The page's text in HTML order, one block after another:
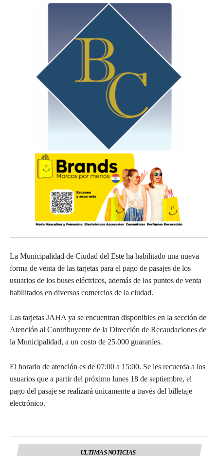
La Municipalidad de Ciudad del Este ha habilitado una nueva
forma de venta de las tarjetas para el pago de pasajes de los
usuarios de los buses eléctricos, además de los puntos de venta
habilitados en diversos comercios de la ciudad.
Las tarjetas JAHA ya se encuentran disponibles en la sección de
Atención al Contribuyente de la Dirección de Recaudaciones de
la Municipalidad, a un costo de 25.000 guaraníes.
El horario de atención es de 07:00 a 15:00. Se les recuerda a los
usuarios que a partir del próximo lunes 18 de septiembre, el
pago del pasaje se realizará únicamente a través del billetaje
electrónico.
ULTIMAS NOTICIAS